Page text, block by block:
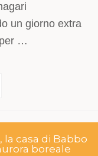
un giorno extra
…
la casa di Babbo
boreale